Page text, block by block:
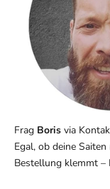
Frag Boris via
Egal, ob deine
Bestellung klemmt –